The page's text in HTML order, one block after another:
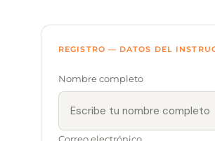
REGISTRO — DATOS DEL
Nombre completo